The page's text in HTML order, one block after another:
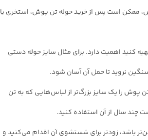
ممکن است پس از خرید حوله تن پوش، استخری یا
کنید اهمیت دارد. برای مثال سایز حوله دستی
نروید تا حمل آن آسان شود.
پوش را یک سایز بزرگ‌تر از لباس‌هایی که به تن
چند سال از آن استفاده کنید.
باشد، زودتر برای شستشوی آن اقدام می‌کنید و